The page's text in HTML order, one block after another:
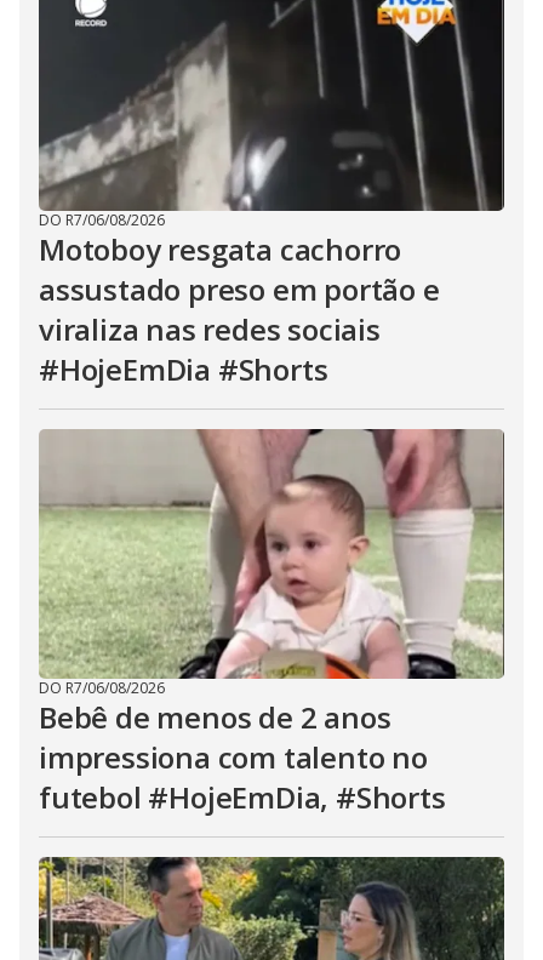
DO R7/06/08/2026
Motoboy resgata cachorro
assustado preso em portão e
viraliza nas redes sociais
#HojeEmDia #Shorts
DO R7/06/08/2026
Bebê de menos de 2 anos
impressiona com talento no
futebol #HojeEmDia, #Shorts